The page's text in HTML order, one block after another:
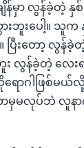
န်မှာ လွန်ခဲ့တဲ့ နှ
းဘူးပေါ့။ သူ
ပြီးတော့ လွန်
း လွန်ခဲ့တဲ့ လေ
ောဂါဖြစ်မယ်
မှမလုပ်ဘဲ လူနာ